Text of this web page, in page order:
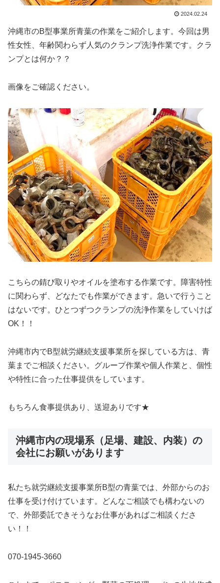
2024.02.24
沖縄市のB型事業所青葉の作業をご紹介します。今回は男
性女性、年齢関わらず人気のクランプ洗浄作業です。クラ
ンプとは何か？？
画像をご確認ください。
こちらの錆び取りやオイルを塗布する作業です。障害特性
に関わらず、どなたでも作業ができます。急いで行うこと
はないです。ひとつずつクランプの洗浄作業をしていけば
OK！！
沖縄市内でB型就労継続支援事業所を探している方は、青
葉までご相談ください。グループ作業や個人作業と、個性
や特性に合った仕事提供をしています。
もちろん食事提供あり、送迎ありです★
沖縄市内の現場系（足場、建設、内装）の
会社にお願いがあります
私たち就労継続支援事業所B型の青葉では、外部からのお
仕事を受け付けています。どんなご相談でも構わないの
で、外部委託できそうなお仕事があればご相談くださ
い！！
070-1945-3660